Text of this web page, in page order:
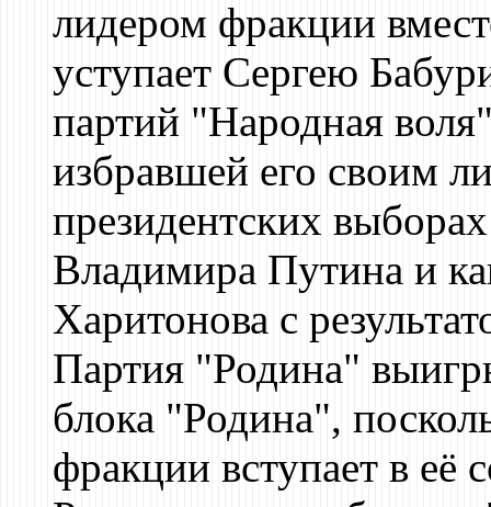
лидером фракции
уступает Сергею
партий "Народная
избравшей его своим
президентских
Владимира Путина и
Харитонова с
Партия "Родина"
блока "Родина",
фракции вступает в её